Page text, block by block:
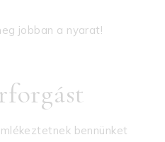
jobban a nyarat!
bennünket